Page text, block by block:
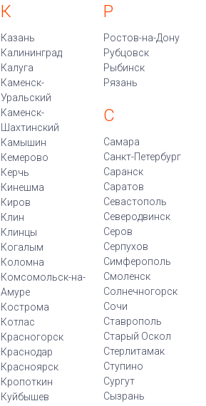
К
Казань
Калининград
Калуга
Каменск-
Уральский
Каменск-
Шахтинский
Камышин
Кемерово
Керчь
Кинешма
Киров
Клин
Клинцы
Когалым
Коломна
Комсомольск-на-
Амуре
Кострома
Котлас
Красногорск
Краснодар
Красноярск
Кропоткин
Куйбышев
Р
Ростов-на-Дону
Рубцовск
Рыбинск
Рязань
С
Самара
Санкт-Петербург
Саранск
Саратов
Севастополь
Северодвинск
Серов
Серпухов
Симферополь
Смоленск
Солнечногорск
Сочи
Ставрополь
Старый Оскол
Стерлитамак
Ступино
Сургут
Сызрань